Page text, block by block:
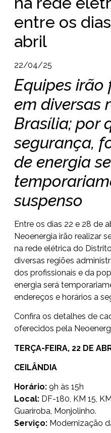
entre os
abril
22/04/25
Equipes irão
em diversas
Brasília; por
segurança,
de energia
suspenso
Entre os dias 22 e 28 de
Neoenergia irão realizar
na rede elétrica do
diversas regiões
dos profissionais e da
energia será
endereços e horários a
Confira os detalhes de
oferecidos pela
TERÇA-FEIRA, 22 DE
CEILÂNDIA
Horário: 9h às 15h
Local: DF-180, KM 15,
Guariroba, Monjolinho.
Serviço: Modernização